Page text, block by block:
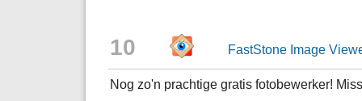
10 FastStone Image
Nog zo'n prachtige gratis fotobewerker!